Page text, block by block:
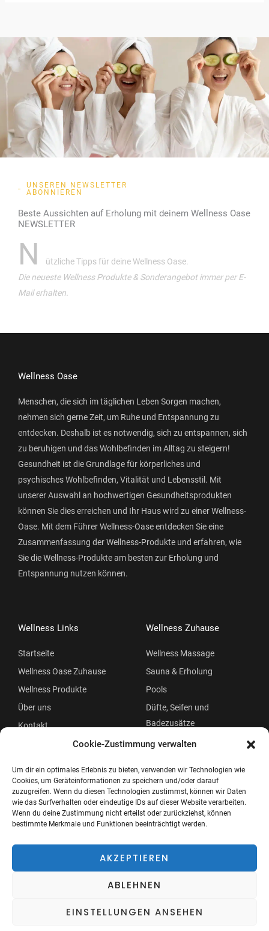
Cookie-Zustimmung verwalten
Um dir ein optimales Erlebnis zu bieten, verwenden wir Technologien wie
Cookies, um Geräteinformationen zu speichern und/oder darauf
zuzugreifen. Wenn du diesen Technologien zustimmst, können wir Daten
wie das Surfverhalten oder eindeutige IDs auf dieser Website verarbeiten.
Wenn du deine Zustimmung nicht erteilst oder zurückziehst, können
bestimmte Merkmale und Funktionen beeinträchtigt werden.
AKZEPTIEREN
ABLEHNEN
EINSTELLUNGEN ANSEHEN
UNSEREN NEWSLETTER
ABONNIEREN
Beste Aussichten auf Erholung mit deinem Wellness Oase
NEWSLETTER
N
ützliche Tipps für deine Wellness Oase.
Die neueste Wellness Produkte & Sonderangebot immer per E-
Mail erhalten.
Wellness Oase
Menschen, die sich im täglichen Leben Sorgen machen,
nehmen sich gerne Zeit, um Ruhe und Entspannung zu
entdecken. Deshalb ist es notwendig, sich zu entspannen, sich
zu beruhigen und das Wohlbefinden im Alltag zu steigern!
Gesundheit ist die Grundlage für körperliches und
psychisches Wohlbefinden, Vitalität und Lebensstil. Mit
unserer Auswahl an hochwertigen Gesundheitsprodukten
können Sie dies erreichen und Ihr Haus wird zu einer Wellness-
Oase. Mit dem Führer Wellness-Oase entdecken Sie eine
Zusammenfassung der Wellness-Produkte und erfahren, wie
Sie die Wellness-Produkte am besten zur Erholung und
Entspannung nutzen können.
Wellness Links
Startseite
Wellness Oase Zuhause
Wellness Produkte
Über uns
Kontakt
Wellness Zuhause
Wellness Massage
Sauna & Erholung
Pools
Düfte, Seifen und
Badezusätze
Beauty
Menü